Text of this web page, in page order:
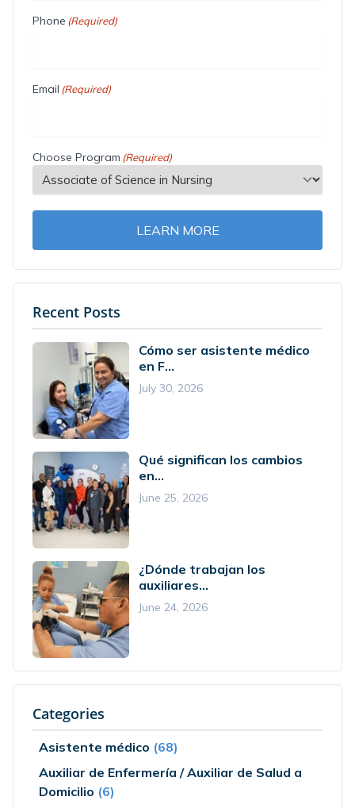
Phone (Required)
Email (Required)
Choose Program (Required)
LEARN MORE
Recent Posts
Cómo ser asistente médico
en F...
July 30, 2026
Qué significan los cambios
en...
June 25, 2026
¿Dónde trabajan los
auxiliares...
June 24, 2026
Categories
Asistente médico (68)
Auxiliar de Enfermería / Auxiliar de Salud a
Domicilio (6)